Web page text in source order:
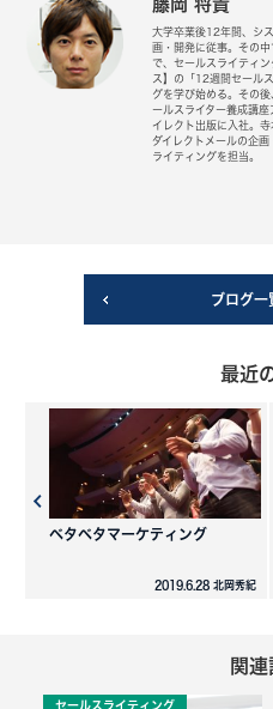
藤岡 将貴
大学卒業後12年間、シ
画・開発に従事。その
で、セールスライティ
ス】の「12週間セール
グを学び始める。その
ールスライター養成講
イレクト出版に入社。
ダイレクトメールの企
ライティングを担当。
ブログ一
最近
ベタベタマーケティング
2019.6.28 北岡秀紀
関
セールスライティング